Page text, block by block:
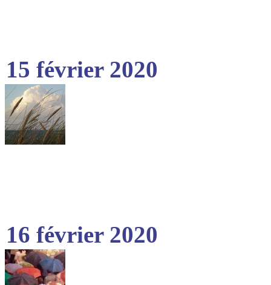
15 février 2020
16 février 2020